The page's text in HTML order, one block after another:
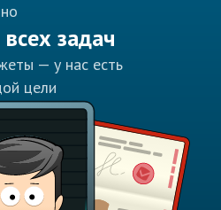
задач
— у нас есть
цели